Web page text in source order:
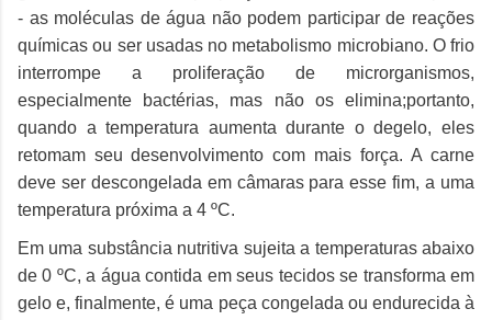
- as moléculas de água não podem participar de reações
químicas ou ser usadas no metabolismo microbiano. O frio
interrompe a proliferação de microrganismos,
especialmente bactérias, mas não os elimina;portanto,
quando a temperatura aumenta durante o degelo, eles
retomam seu desenvolvimento com mais força.A carne
deve ser descongelada em câmaras para esse fim, a uma
temperatura próxima a 4 ºC.
Em uma substância nutritiva sujeita a temperaturas abaixo
de 0 ºC, a água contida em seus tecidos se transforma em
gelo e, finalmente, é uma peça congelada ou endurecida à